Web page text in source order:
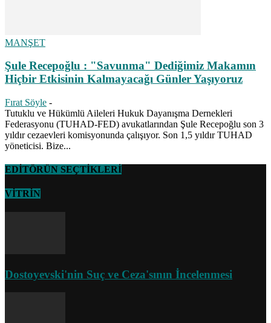
MANŞET
Şule Recepoğlu : "Savunma" Dediğimiz Makamın
Hiçbir Etkisinin Kalmayacağı Günler Yaşıyoruz
Fırat Söyle -
Tutuklu ve Hükümlü Aileleri Hukuk Dayanışma Dernekleri
Federasyonu (TUHAD-FED) avukatlarından Şule Recepoğlu son 3
yıldır cezaevleri komisyonunda çalışıyor. Son 1,5 yıldır TUHAD
yöneticisi. Bize...
EDİTÖRÜN SEÇTİKLERİ
VİTRİN
Dostoyevski'nin Suç ve Ceza'sının İncelenmesi